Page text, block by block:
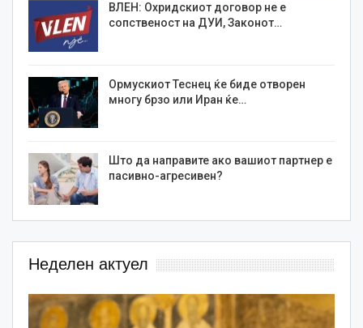
ВЛЕН: Охридскиот договор не е
сопственост на ДУИ, Законот…
Ормускиот Теснец ќе биде отворен
многу брзо или Иран ќе…
Што да направите ако вашиот партнер е
пасивно-агресивен?
Неделен актуел